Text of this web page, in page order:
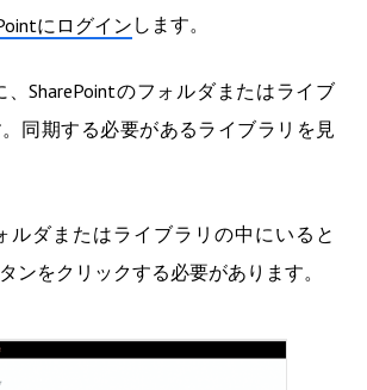
にログイン します。
、SharePointのフォルダまたはライブ
同期する必要があるライブラリを見
ルダまたはライブラリの中にいると
ンをクリックする必要があります。